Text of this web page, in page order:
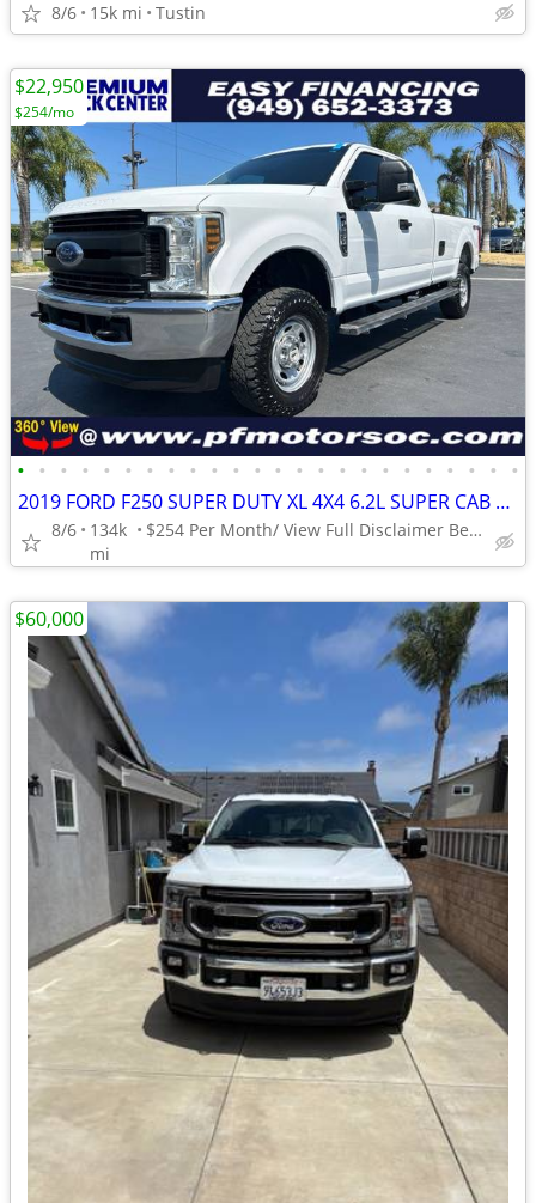
8/6 15k mi Tustin
• • • • • • • • • • • • • • • • • • • • • • • •
2019 FORD F250 SUPER DUTY XL 4X4 6.2L SUPER CAB LONG BED BACKUP CAM
8/6
134k
mi
$254 Per Month/ View Full Disclaimer Below/ EASY FINANCING
$22,950
$254/mo
$60,000